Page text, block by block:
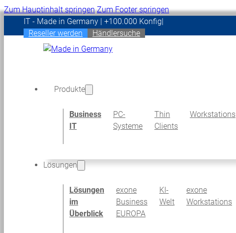
Zum Hauptinhalt springen Zum Footer springen
IT - Made in Germany | +100.000 Konfigurationen individue
Reseller werden
Händlersuche
Produkte
Business
IT
PC-
Systeme
Thin
Clients
Workstations
Lösungen
Lösungen
im
Überblick
exone
Business
EUROPA
KI-
Welt
exone
Workstations